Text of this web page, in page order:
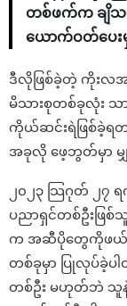
တစ်ဖက်က ချိသလို
ယောက်ဝတ်ပေ
ဒီလိုဖြစ်ခဲ့တဲ့ ကိုးလအ
မိသားစုတစ်ခုလုံး သ
ကိုယ်ဆင်းရဲဖြစ်ခဲ့
အခုလို ဖေ့ဘွတ်မှာ မ
၂၀၂၃ သြဂုတ် ၂၇
ပညာရှင်တစ်ဦးဖြ
က အဆီပိုတွေကိုဖယ်ရှာ
တစ်ခုမှာ ပြုလုပ်ခဲ့ပ
တစ်ဦး မဟုတ်ဘဲ သူ